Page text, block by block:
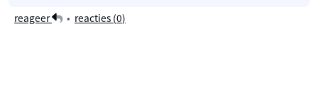
reageer • reacties (0)